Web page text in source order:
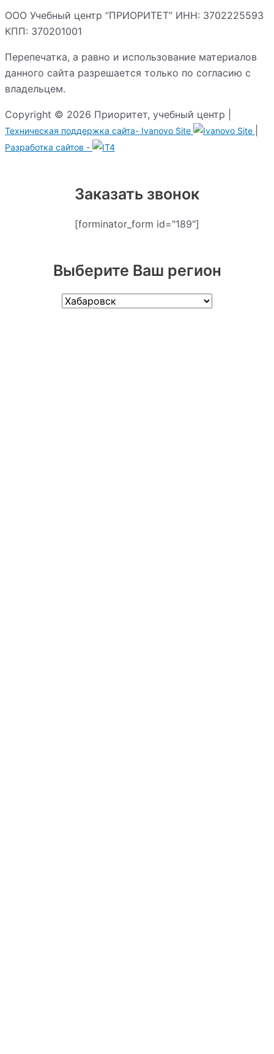
ООО Учебный центр “ПРИОРИТЕТ” ИНН: 3702225593
КПП: 370201001
Перепечатка, а равно и использование материалов
данного сайта разрешается только по согласию с
владельцем.
Copyright © 2026 Приоритет, учебный центр |
Техническая поддержка сайта- Ivanovo Site
Разработка сайтов -
Заказать звонок
[forminator_form id="189"]
Выберите Ваш регион